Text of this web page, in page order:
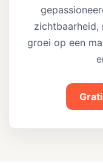
zichtbaarheid,
groei op een